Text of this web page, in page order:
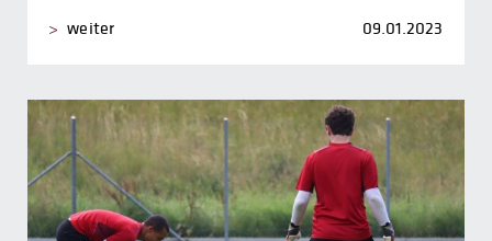
weiter 09.01.2023